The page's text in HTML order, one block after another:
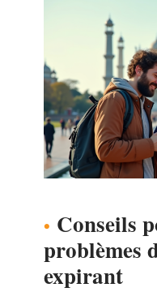
Conseils
problèmes
expirant